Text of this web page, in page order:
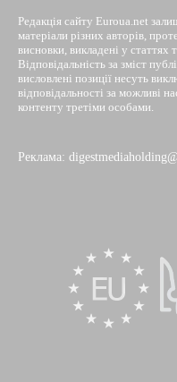
Редакція сайту Euroua.net
матеріали різних авторів,
висновки, викладені у статтях
Відповідальність за зміст
висловлені позиції несуть
відповідальності за можливі
контенту третіми особами.
Реклама: